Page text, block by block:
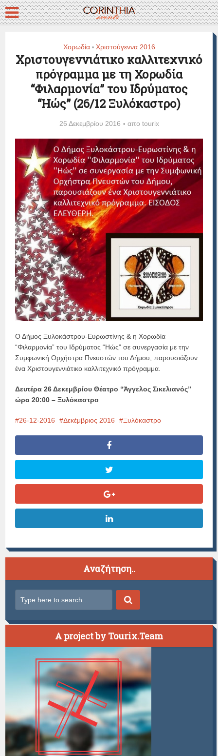
Χορωδία • Χριστούγεννα 2016
Χριστουγεννιάτικο καλλιτεχνικό
πρόγραμμα με τη Χορωδία
“Φιλαρμονία” του Ιδρύματος
“Ηώς” (26/12 Ξυλόκαστρο)
26 Δεκεμβρίου 2016 απο tourix
Ο Δήμος Ξυλοκάστρου-Ευρωστίνης & η Χορωδία
“Φιλαρμονία” του Ιδρύματος “Ηώς” σε συνεργασία με την
Συμφωνική Ορχήστρα Πνευστών του Δήμου, παρουσιάζουν
ένα Χριστουγεννιάτικο καλλιτεχνικό πρόγραμμα.
Δευτέρα 26 Δεκεμβρίου Θέατρο “Άγγελος Σικελιανός”
ώρα 20:00 – Ξυλόκαστρο
26-12-2016 Δεκέμβριος 2016 Ξυλόκαστρο
Αναζήτηση..
A project by Tourix.Team